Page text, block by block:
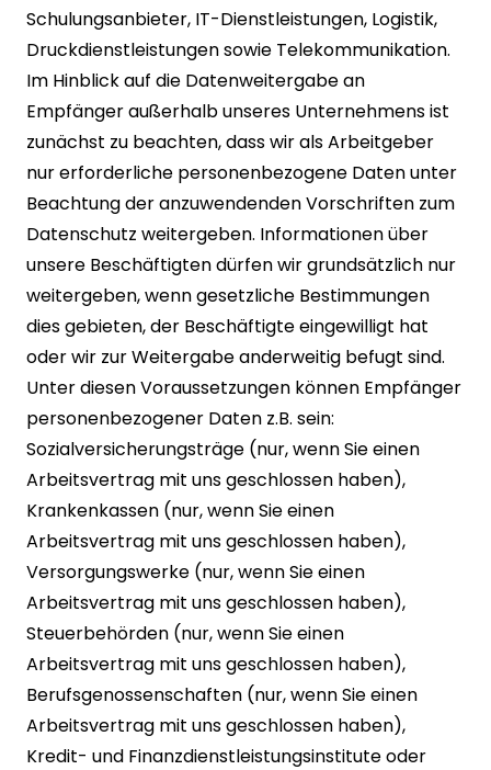
Schulungsanbieter, IT-Dienstleistungen, Logistik,
Druckdienstleistungen sowie Telekommunikation.
Im Hinblick auf die Datenweitergabe an
Empfänger außerhalb unseres Unternehmens ist
zunächst zu beachten, dass wir als Arbeitgeber
nur erforderliche personenbezogene Daten unter
Beachtung der anzuwendenden Vorschriften zum
Datenschutz weitergeben. Informationen über
unsere Beschäftigten dürfen wir grundsätzlich nur
weitergeben, wenn gesetzliche Bestimmungen
dies gebieten, der Beschäftigte eingewilligt hat
oder wir zur Weitergabe anderweitig befugt sind.
Unter diesen Voraussetzungen können Empfänger
personenbezogener Daten z.B. sein:
Sozialversicherungsträge (nur, wenn Sie einen
Arbeitsvertrag mit uns geschlossen haben),
Krankenkassen (nur, wenn Sie einen
Arbeitsvertrag mit uns geschlossen haben),
Versorgungswerke (nur, wenn Sie einen
Arbeitsvertrag mit uns geschlossen haben),
Steuerbehörden (nur, wenn Sie einen
Arbeitsvertrag mit uns geschlossen haben),
Berufsgenossenschaften (nur, wenn Sie einen
Arbeitsvertrag mit uns geschlossen haben),
Kredit- und Finanzdienstleistungsinstitute oder